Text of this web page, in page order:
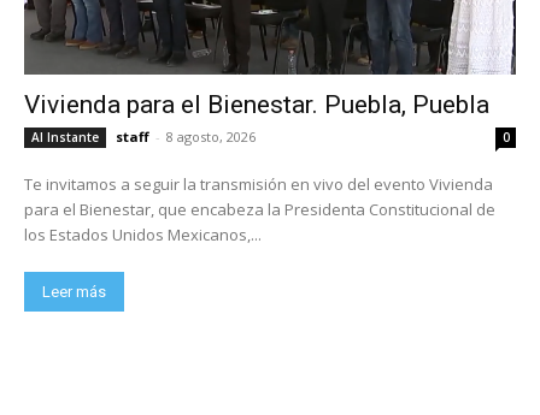
Vivienda para el Bienestar. Puebla, Puebla
Al Instante staff - 8 agosto, 2026 0
Te invitamos a seguir la transmisión en vivo del evento Vivienda
para el Bienestar, que encabeza la Presidenta Constitucional de
los Estados Unidos Mexicanos,...
Leer más